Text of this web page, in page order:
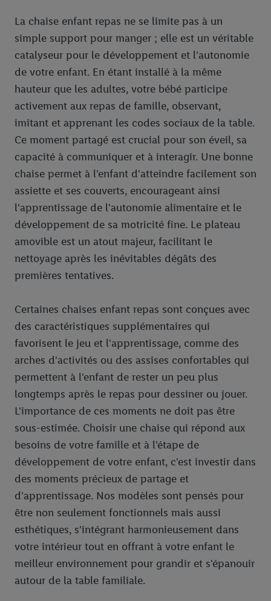
La chaise enfant repas ne se limite pas à un
simple support pour manger ; elle est un véritable
catalyseur pour le développement et l'autonomie
de votre enfant. En étant installé à la même
hauteur que les adultes, votre bébé participe
activement aux repas de famille, observant,
imitant et apprenant les codes sociaux de la table.
Ce moment partagé est crucial pour son éveil, sa
capacité à communiquer et à interagir. Une bonne
chaise permet à l'enfant d'atteindre facilement son
assiette et ses couverts, encourageant ainsi
l'apprentissage de l'autonomie alimentaire et le
développement de sa motricité fine. Le plateau
amovible est un atout majeur, facilitant le
nettoyage après les inévitables dégâts des
premières tentatives.
Certaines chaises enfant repas sont conçues avec
des caractéristiques supplémentaires qui
favorisent le jeu et l'apprentissage, comme des
arches d'activités ou des assises confortables qui
permettent à l'enfant de rester un peu plus
longtemps après le repas pour dessiner ou jouer.
L'importance de ces moments ne doit pas être
sous-estimée. Choisir une chaise qui répond aux
besoins de votre famille et à l'étape de
développement de votre enfant, c'est investir dans
des moments précieux de partage et
d'apprentissage. Nos modèles sont pensés pour
être non seulement fonctionnels mais aussi
esthétiques, s'intégrant harmonieusement dans
votre intérieur tout en offrant à votre enfant le
meilleur environnement pour grandir et s'épanouir
autour de la table familiale.